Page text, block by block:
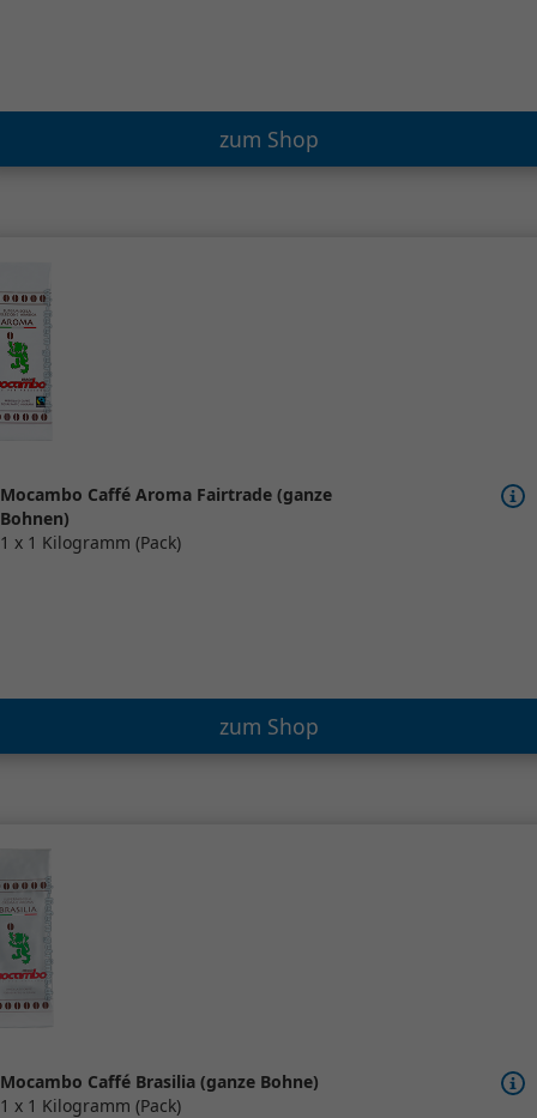
zum Shop
Mocambo Caffé Aroma Fairtrade (ganze
Bohnen)
1 x 1 Kilogramm (Pack)
zum Shop
Mocambo Caffé Brasilia (ganze Bohne)
1 x 1 Kilogramm (Pack)